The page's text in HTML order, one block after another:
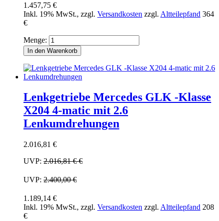
1.457,75 €
Inkl. 19% MwSt., zzgl. Versandkosten zzgl. Altteilepfand 364
€
Menge:
In den Warenkorb
Lenkgetriebe Mercedes GLK -Klasse
X204 4-matic mit 2.6
Lenkumdrehungen
2.016,81 €
UVP: 2.016,81 €€
UVP: 2.400,00 €
1.189,14 €
Inkl. 19% MwSt., zzgl. Versandkosten zzgl. Altteilepfand 208
€